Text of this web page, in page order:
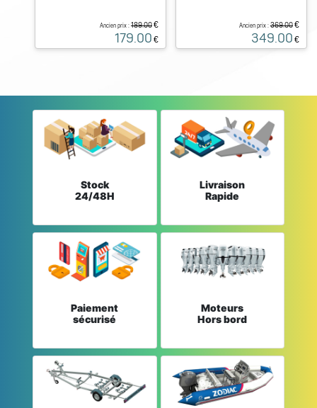
Ancien prix : 189.00€
179.00 €
Ancien prix :369.00€
349.00 €
Stock
24/48H
Livraison
Rapide
Paiement
sécurisé
Moteurs
Hors bord